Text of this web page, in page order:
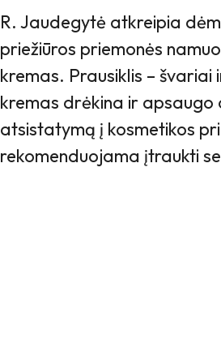
R. Jaudegytė atkreipia
priežiūros priemonės
kremas. Prausiklis – švariai
kremas drėkina ir
atsistatymą į kosmetikos
rekomenduojama įtraukti